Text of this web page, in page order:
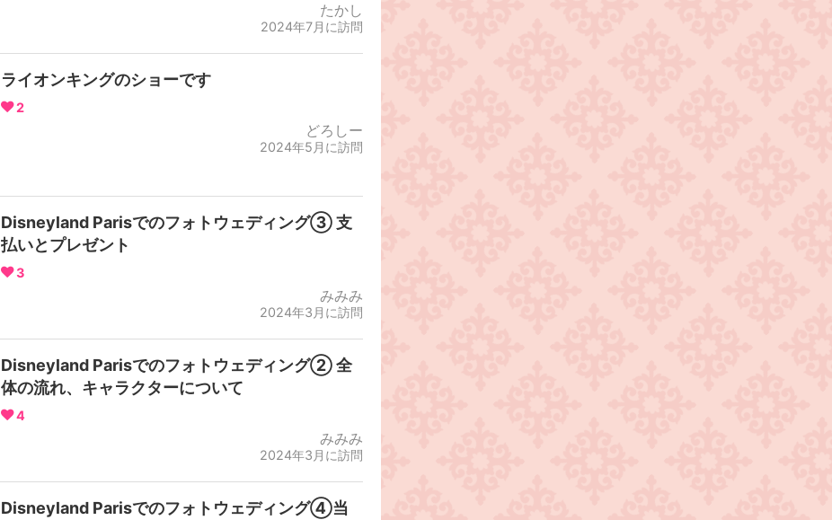
たかし
2024年7月に訪問
ライオンキングのショーです
2
どろしー
2024年5月に訪問
Disneyland Parisでのフォトウェディング③ 支
払いとプレゼント
3
みみみ
2024年3月に訪問
Disneyland Parisでのフォトウェディング② 全
体の流れ、キャラクターについて
4
みみみ
2024年3月に訪問
Disneyland Parisでのフォトウェディング④当